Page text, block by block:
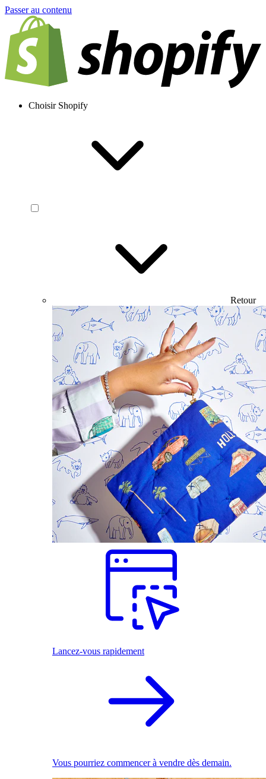
Passer au contenu
Choisir Shopify
Retour
Lancez-vous rapidement
Vous pourriez commencer à vendre dès demain.